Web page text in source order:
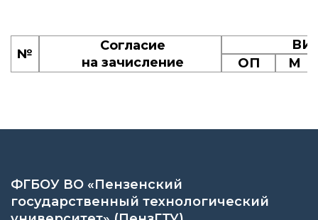
№
Согласие
на зачисление
ВИ
ОП
М
ФГБОУ ВО «Пензенский
государственный технологический